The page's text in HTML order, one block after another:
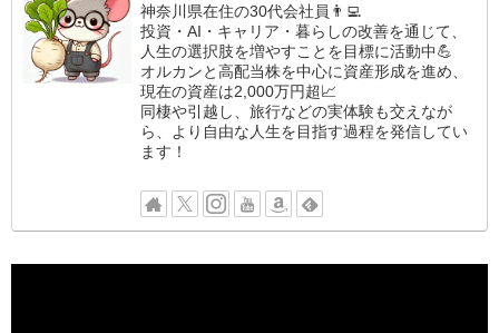
神奈川県在住の30代会社員👨‍💻
投資・AI・キャリア・暮らしの改善を通じて、
人生の選択肢を増やすことを目標に活動中💪
オルカンと高配当株を中心に資産形成を進め、
現在の資産は2,000万円超📈
同棲や引越し、旅行などの実体験も交えなが
ら、より自由な人生を目指す過程を発信してい
ます！